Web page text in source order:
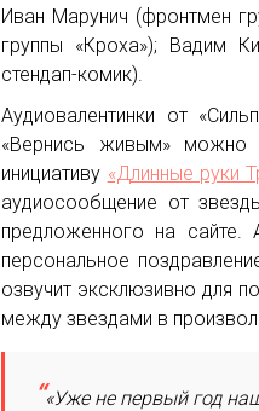
Иван Марунич (фронтмен
группы «Кроха»); Вадим
стендап-комик).
Аудиовалентинки от
«Вернись живым» можно
инициативу «Длинные руки
аудиосообщение от
предложенного на
персональное
озвучит эксклюзивно для
между звездами в
«Уже не первый год